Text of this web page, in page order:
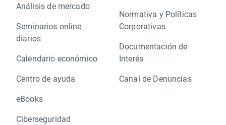
Análisis de mercado
Seminarios online
diarios
Calendario económico
Centro de ayuda
eBooks
Ciberseguridad
Normativa y Políticas
Corporativas
Documentación de
Interés
Canal de Denuncias